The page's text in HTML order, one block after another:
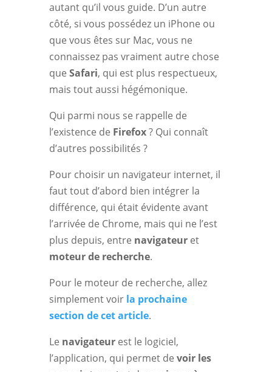
autant qu’il vous guide. D’un autre
côté, si vous possédez un iPhone ou
que vous êtes sur Mac, vous ne
connaissez pas vraiment autre chose
que Safari, qui est plus respectueux,
mais tout aussi hégémonique.
Qui parmi nous se rappelle de
l’existence de Firefox? Qui connaît
d’autres possibilités ?
Pour choisir un navigateur internet, il
faut tout d’abord bien intégrer la
différence, qui était évidente avant
l’arrivée de Chrome, mais qui ne l’est
plus depuis, entre navigateuret
moteur de recherche.
Pour le moteur de recherche, allez
simplement voir la prochaine
section de cet article.
Le navigateurest le logiciel,
l’application, qui permet de voir les